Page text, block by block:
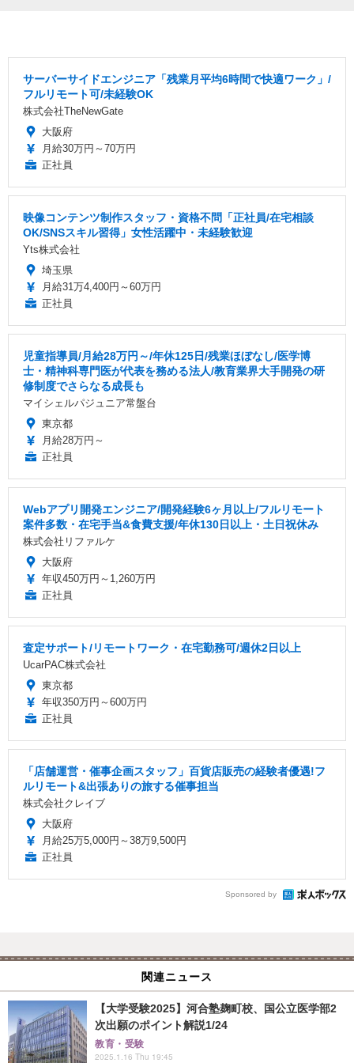
サーバーサイドエンジニア「残業月平均6時間で快適ワーク」/
フルリモート可/未経験OK
株式会社TheNewGate
大阪府
月給30万円～70万円
正社員
映像コンテンツ制作スタッフ・資格不問「正社員/在宅相談
OK/SNSスキル習得」女性活躍中・未経験歓迎
Yts株式会社
埼玉県
月給31万4,400円～60万円
正社員
児童指導員/月給28万円～/年休125日/残業ほぼなし/医学博
士・精神科専門医が代表を務める法人/教育業界大手開発の研
修制度でさらなる成長も
マイシェルパジュニア常盤台
東京都
月給28万円～
正社員
Webアプリ開発エンジニア/開発経験6ヶ月以上/フルリモート
案件多数・在宅手当&食費支援/年休130日以上・土日祝休み
株式会社リファルケ
大阪府
年収450万円～1,260万円
正社員
査定サポート/リモートワーク・在宅勤務可/週休2日以上
UcarPAC株式会社
東京都
年収350万円～600万円
正社員
「店舗運営・催事企画スタッフ」百貨店販売の経験者優遇!フ
ルリモート&出張ありの旅する催事担当
株式会社クレイブ
大阪府
月給25万5,000円～38万9,500円
正社員
Sponsored by
関連ニュース
【大学受験2025】河合塾麹町校、国公立医学部2
次出願のポイント解説1/24
教育・受験
2025.1.16 Thu 19:45